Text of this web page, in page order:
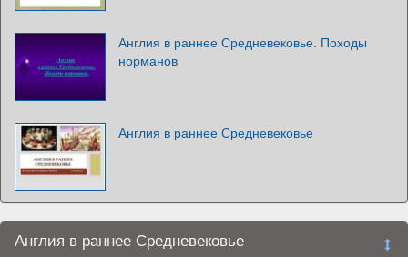
Англия в раннее Средневековье. Походы
норманов
Англия в раннее Средневековье
Англия в раннее Средневековье